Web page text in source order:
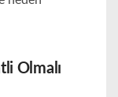
Olmalı